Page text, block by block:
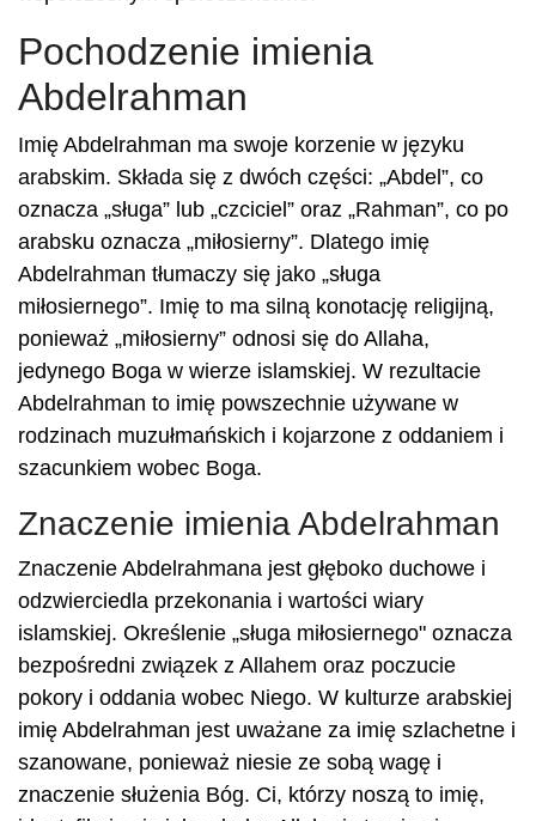
Pochodzenie imienia
Abdelrahman
Imię Abdelrahman ma swoje korzenie w języku
arabskim. Składa się z dwóch części: „Abdel”, co
oznacza „sługa” lub „czciciel” oraz „Rahman”, co po
arabsku oznacza „miłosierny”. Dlatego imię
Abdelrahman tłumaczy się jako „sługa
miłosiernego”. Imię to ma silną konotację religijną,
ponieważ „miłosierny” odnosi się do Allaha,
jedynego Boga w wierze islamskiej. W rezultacie
Abdelrahman to imię powszechnie używane w
rodzinach muzułmańskich i kojarzone z oddaniem i
szacunkiem wobec Boga.
Znaczenie imienia Abdelrahman
Znaczenie Abdelrahmana jest głęboko duchowe i
odzwierciedla przekonania i wartości wiary
islamskiej. Określenie „sługa miłosiernego" oznacza
bezpośredni związek z Allahem oraz poczucie
pokory i oddania wobec Niego. W kulturze arabskiej
imię Abdelrahman jest uważane za imię szlachetne i
szanowane, ponieważ niesie ze sobą wagę i
znaczenie służenia Bóg. Ci, którzy noszą to imię,